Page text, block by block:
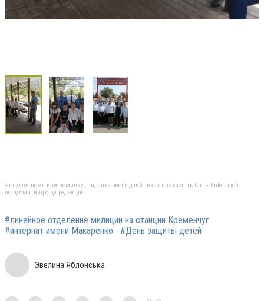
Якщо ви помітили помилку, виділіть необхідний текст і натисніть Ctrl + Enter, щоб
повідомити про це редакцію
#линейное отделение милиции на станции Кременчуг
#интернат имени Макаренко
#День защиты детей
Эвелина Яблонська